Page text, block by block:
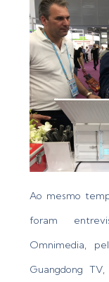
Ao mesmo
foram
Omnimedia,
Guangdong